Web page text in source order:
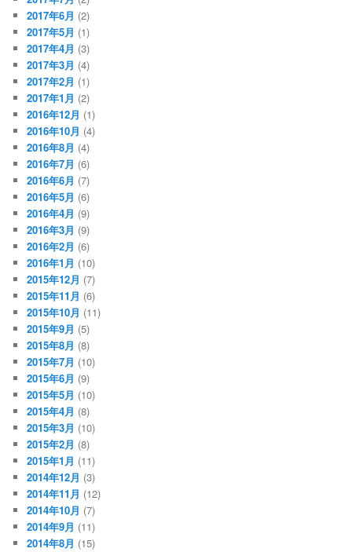
2017年6月 (2)
2017年5月 (1)
2017年4月 (3)
2017年3月 (4)
2017年2月 (1)
2017年1月 (2)
2016年12月 (1)
2016年10月 (4)
2016年8月 (4)
2016年7月 (6)
2016年6月 (7)
2016年5月 (6)
2016年4月 (9)
2016年3月 (9)
2016年2月 (6)
2016年1月 (10)
2015年12月 (7)
2015年11月 (6)
2015年10月 (11)
2015年9月 (5)
2015年8月 (8)
2015年7月 (10)
2015年6月 (9)
2015年5月 (10)
2015年4月 (8)
2015年3月 (10)
2015年2月 (8)
2015年1月 (11)
2014年12月 (3)
2014年11月 (12)
2014年10月 (7)
2014年9月 (11)
2014年8月 (15)